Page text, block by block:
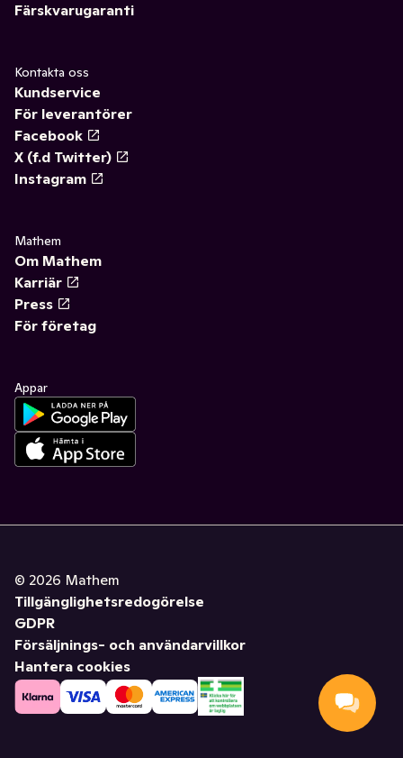
Färskvarugaranti
Kontakta oss
Kundservice
För leverantörer
Facebook
X (f.d Twitter)
Instagram
Mathem
Om Mathem
Karriär
Press
För företag
Appar
© 2026 Mathem
Tillgänglighetsredogörelse
GDPR
Försäljnings- och användarvillkor
Hantera cookies